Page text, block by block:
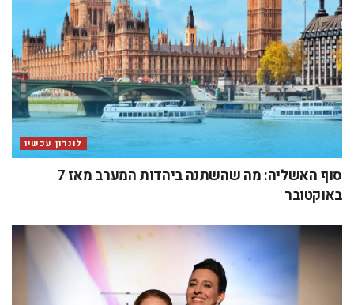
לונדון עכשיו
סוף האשליה: מה שהשתנה ביהדות המערב מאז 7
באוקטובר